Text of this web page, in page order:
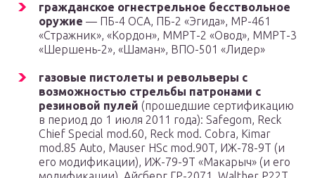
гражданское огнестрельное бесствольное
оружие — ПБ-4 ОСА, ПБ-2 «Эгида», МР-461
«Стражник», «Кордон», ММРТ-2 «Овод», ММРТ-3
«Шершень-2», «Шаман», ВПО-501 «Лидер»
газовые пистолеты и револьверы с
возможностью стрельбы патронами с
резиновой пулей (прошедшие сертификацию
в период до 1 июля 2011 года): Safegom, Reck
Chief Special mod.60, Reck mod. Cobra, Kimar
mod.85 Auto, Mauser HSc mod.90T, ИЖ-78-9Т (и
его модификации), ИЖ-79-9Т «Макарыч» (и его